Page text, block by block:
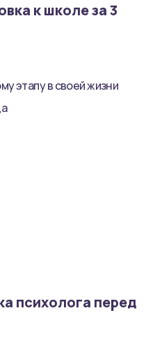
к школе за 3
этапу в своей жизни
психолога перед